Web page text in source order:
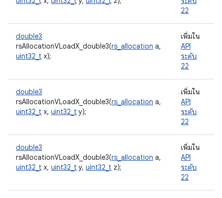
22
double3
rsAllocationVLoadX_double3(rs_allocation a,
uint32_t x);
เพิ่มใน
API
ระดับ
22
double3
rsAllocationVLoadX_double3(rs_allocation a,
uint32_t x, uint32_t y);
เพิ่มใน
API
ระดับ
22
double3
rsAllocationVLoadX_double3(rs_allocation a,
uint32_t x, uint32_t y, uint32_t z);
เพิ่มใน
API
ระดับ
22